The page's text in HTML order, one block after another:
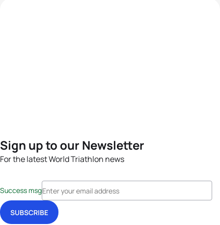
Sign up to our Newsletter
For the latest World Triathlon news
Success msg